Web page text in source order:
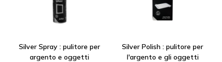
Silver Spray : pulitore per
argento e oggetti
Silver Polish : pulitore per
l'argento e gli oggetti